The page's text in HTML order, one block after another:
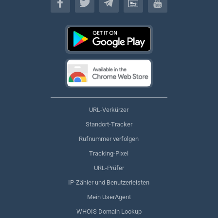
URL-Verkürzer
Standort-Tracker
Rufnummer verfolgen
Tracking-Pixel
URL-Prüfer
IP-Zähler und Benutzerleisten
Mein UserAgent
WHOIS Domain Lookup